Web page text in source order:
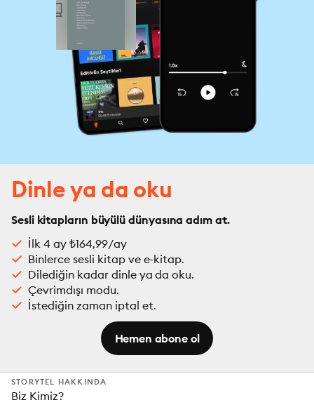
Dinle ya da oku
Sesli kitapların büyülü dünyasına adım at.
İlk 4 ay ₺164,99/ay
Binlerce sesli kitap ve e-kitap.
Dilediğin kadar dinle ya da oku.
Çevrimdışı modu.
İstediğin zaman iptal et.
Hemen abone ol
STORYTEL HAKKINDA
Biz Kimiz?